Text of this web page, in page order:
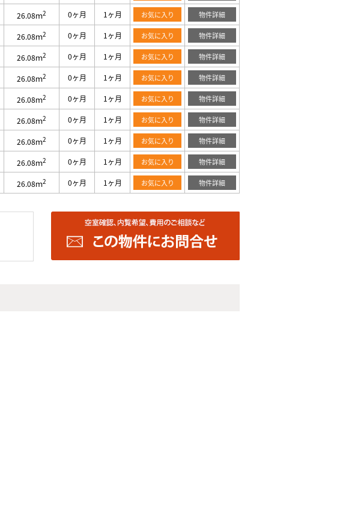
26.08ｍ2 0ヶ月 1ヶ月 お気に入り 物件詳細
26.08ｍ2 0ヶ月 1ヶ月 お気に入り 物件詳細
26.08ｍ2 0ヶ月 1ヶ月 お気に入り 物件詳細
26.08ｍ2 0ヶ月 1ヶ月 お気に入り 物件詳細
26.08ｍ2 0ヶ月 1ヶ月 お気に入り 物件詳細
26.08ｍ2 0ヶ月 1ヶ月 お気に入り 物件詳細
26.08ｍ2 0ヶ月 1ヶ月 お気に入り 物件詳細
26.08ｍ2 0ヶ月 1ヶ月 お気に入り 物件詳細
26.08ｍ2 0ヶ月 1ヶ月 お気に入り 物件詳細